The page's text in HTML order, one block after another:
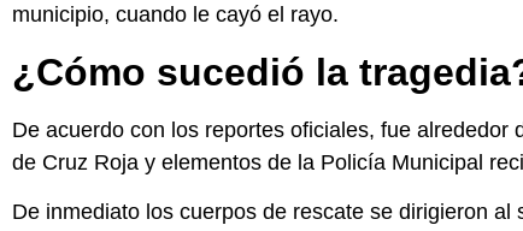
municipio, cuando le cayó el rayo.
¿Cómo sucedió la
De acuerdo con los reportes oficiales, fue alrededor
de Cruz Roja y elementos de la Policía Municipal
De inmediato los cuerpos de rescate se dirigieron al